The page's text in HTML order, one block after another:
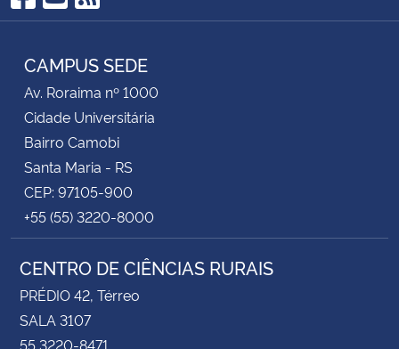
Facebook
YouTube
RSS
CAMPUS SEDE
Av. Roraima nº 1000
Cidade Universitária
Bairro Camobi
Santa Maria - RS
CEP: 97105-900
+55 (55) 3220-8000
CENTRO DE CIÊNCIAS RURAIS
PRÉDIO 42, Térreo
SALA 3107
55 3220-8471